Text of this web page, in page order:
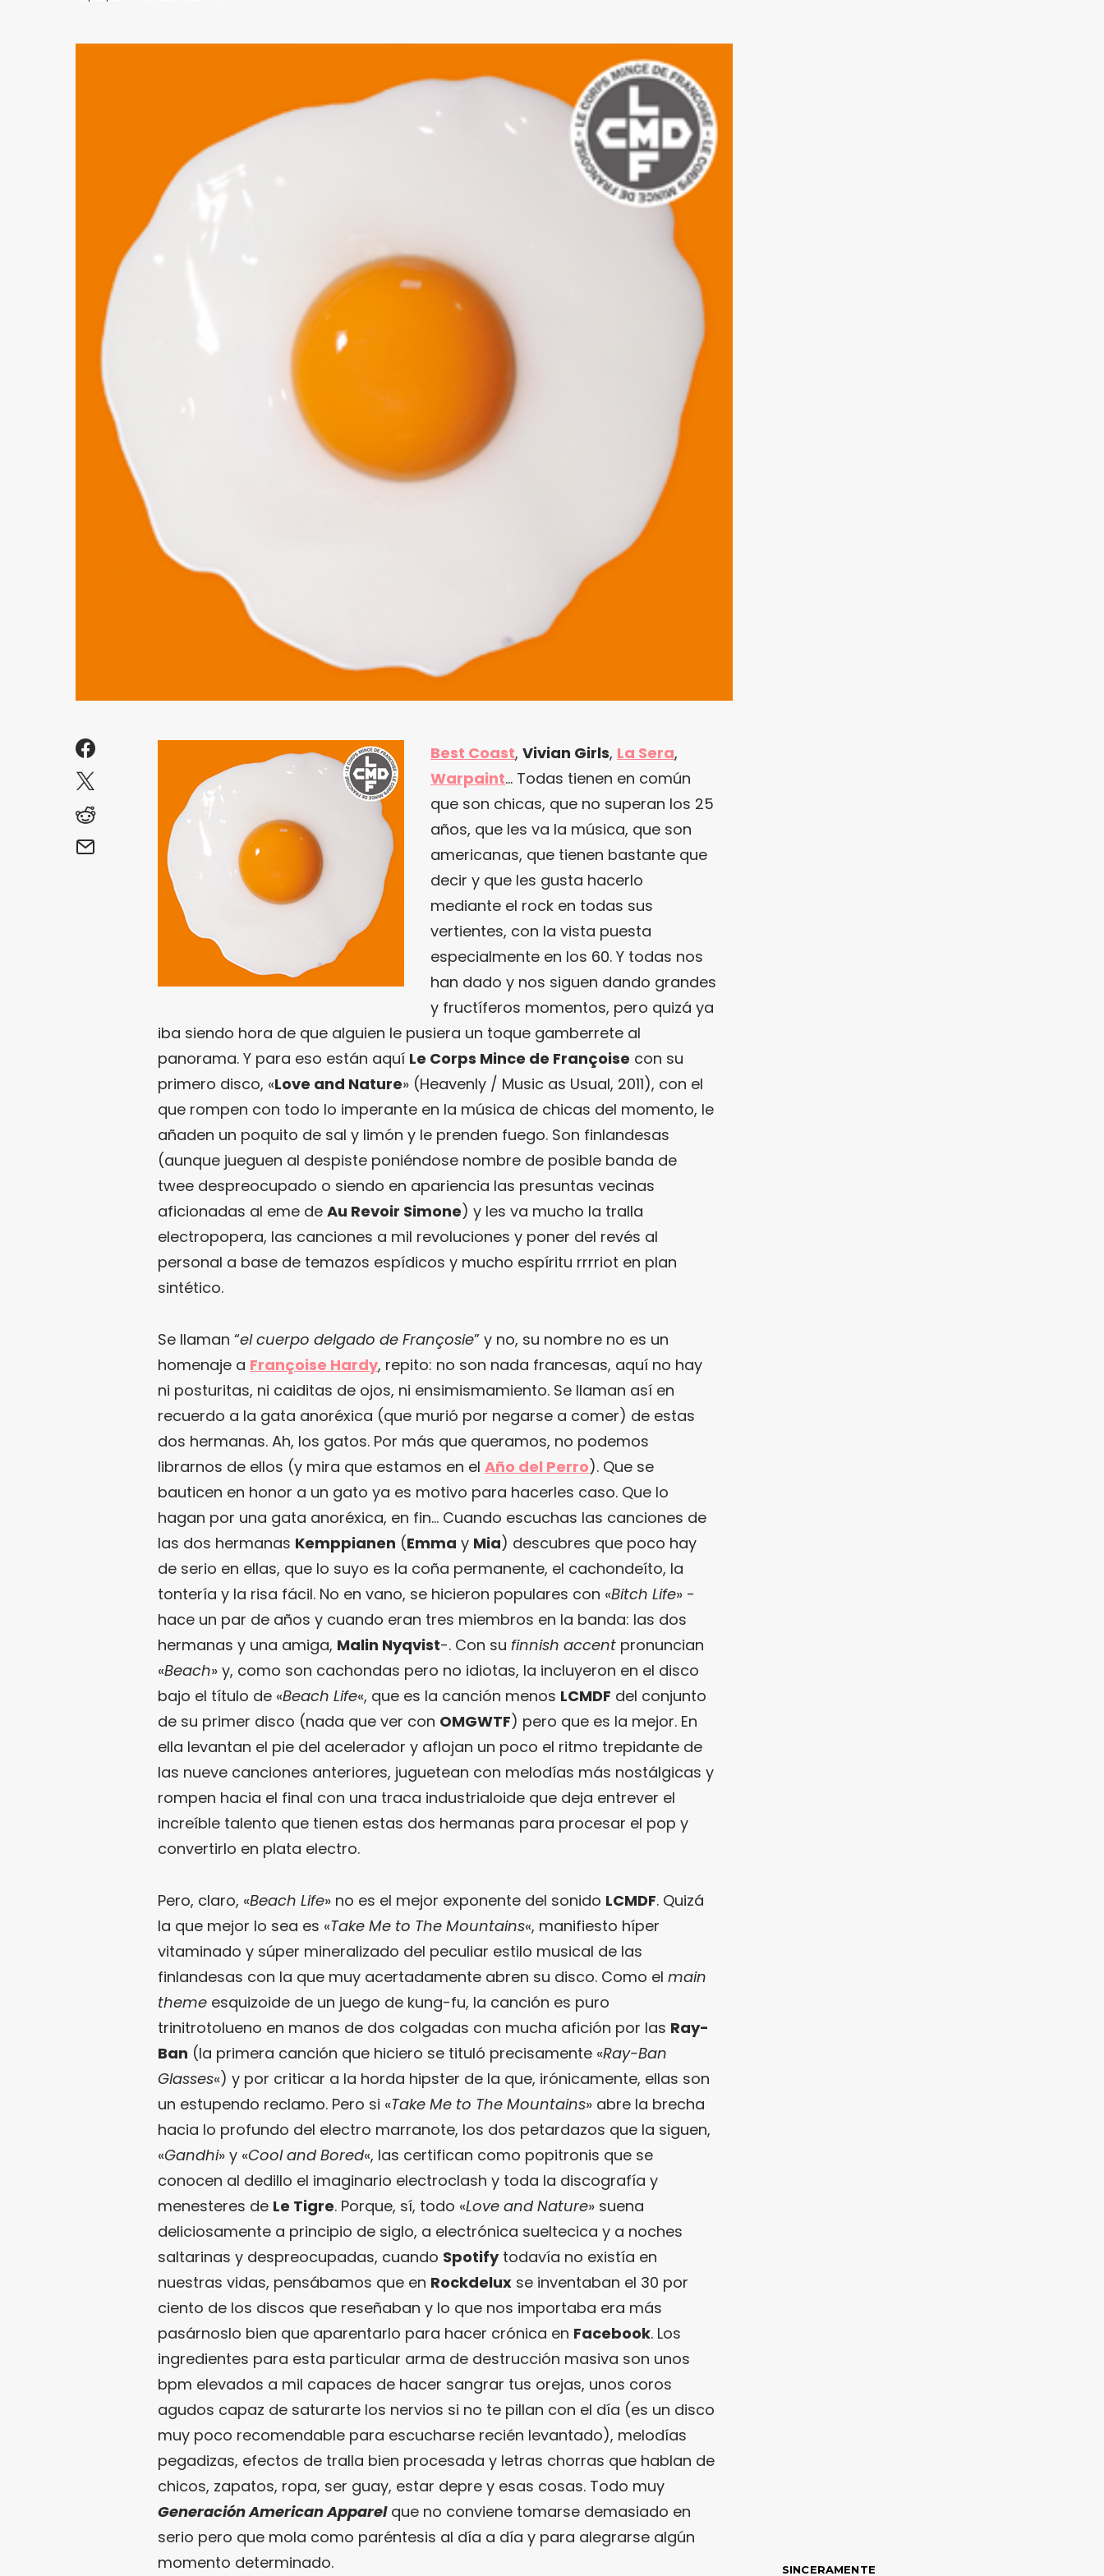
Best Coast, Vivian Girls, La Sera,
Warpaint… Todas tienen en común
que son chicas, que no superan los 25
años, que les va la música, que son
americanas, que tienen bastante que
decir y que les gusta hacerlo
mediante el rock en todas sus
vertientes, con la vista puesta
especialmente en los 60. Y todas nos
han dado y nos siguen dando grandes
y fructíferos momentos, pero quizá ya
iba siendo hora de que alguien le pusiera un toque gamberrete al
panorama. Y para eso están aquí Le Corps Mince de Françoise con su
primero disco, «Love and Nature» (Heavenly / Music as Usual, 2011), con el
que rompen con todo lo imperante en la música de chicas del momento, le
añaden un poquito de sal y limón y le prenden fuego. Son finlandesas
(aunque jueguen al despiste poniéndose nombre de posible banda de
twee despreocupado o siendo en apariencia las presuntas vecinas
aficionadas al eme de Au Revoir Simone) y les va mucho la tralla
electropopera, las canciones a mil revoluciones y poner del revés al
personal a base de temazos espídicos y mucho espíritu rrrriot en plan
sintético.
Se llaman “el cuerpo delgado de Françosie” y no, su nombre no es un
homenaje a Françoise Hardy, repito: no son nada francesas, aquí no hay
ni posturitas, ni caiditas de ojos, ni ensimismamiento. Se llaman así en
recuerdo a la gata anoréxica (que murió por negarse a comer) de estas
dos hermanas. Ah, los gatos. Por más que queramos, no podemos
librarnos de ellos (y mira que estamos en el Año del Perro). Que se
bauticen en honor a un gato ya es motivo para hacerles caso. Que lo
hagan por una gata anoréxica, en fin… Cuando escuchas las canciones de
las dos hermanas Kemppianen (Emma y Mia) descubres que poco hay
de serio en ellas, que lo suyo es la coña permanente, el cachondeíto, la
tontería y la risa fácil. No en vano, se hicieron populares con «Bitch Life» -
hace un par de años y cuando eran tres miembros en la banda: las dos
hermanas y una amiga, Malin Nyqvist-. Con su finnish accent pronuncian
«Beach» y, como son cachondas pero no idiotas, la incluyeron en el disco
bajo el título de «Beach Life«, que es la canción menos LCMDF del conjunto
de su primer disco (nada que ver con OMGWTF) pero que es la mejor. En
ella levantan el pie del acelerador y aflojan un poco el ritmo trepidante de
las nueve canciones anteriores, juguetean con melodías más nostálgicas y
rompen hacia el final con una traca industrialoide que deja entrever el
increíble talento que tienen estas dos hermanas para procesar el pop y
convertirlo en plata electro.
Pero, claro, «Beach Life» no es el mejor exponente del sonido LCMDF. Quizá
la que mejor lo sea es «Take Me to The Mountains«, manifiesto híper
vitaminado y súper mineralizado del peculiar estilo musical de las
finlandesas con la que muy acertadamente abren su disco. Como el main
theme esquizoide de un juego de kung-fu, la canción es puro
trinitrotolueno en manos de dos colgadas con mucha afición por las Ray-
Ban (la primera canción que hiciero se tituló precisamente «Ray-Ban
Glasses«) y por criticar a la horda hipster de la que, irónicamente, ellas son
un estupendo reclamo. Pero si «Take Me to The Mountains» abre la brecha
hacia lo profundo del electro marranote, los dos petardazos que la siguen,
«Gandhi» y «Cool and Bored«, las certifican como popitronis que se
conocen al dedillo el imaginario electroclash y toda la discografía y
menesteres de Le Tigre. Porque, sí, todo «Love and Nature» suena
deliciosamente a principio de siglo, a electrónica sueltecica y a noches
saltarinas y despreocupadas, cuando Spotifytodavía no existía en
nuestras vidas, pensábamos que en Rockdelux se inventaban el 30 por
ciento de los discos que reseñaban y lo que nos importaba era más
pasárnoslo bien que aparentarlo para hacer crónica en Facebook. Los
ingredientes para esta particular arma de destrucción masiva son unos
bpm elevados a mil capaces de hacer sangrar tus orejas, unos coros
agudos capaz de saturarte los nervios si no te pillan con el día (es un disco
muy poco recomendable para escucharse recién levantado), melodías
pegadizas, efectos de tralla bien procesada y letras chorras que hablan de
chicos, zapatos, ropa, ser guay, estar depre y esas cosas. Todo muy
Generación American Apparelque no conviene tomarse demasiado en
serio pero que mola como paréntesis al día a día y para alegrarse algún
momento determinado.
SINCERAMENTE